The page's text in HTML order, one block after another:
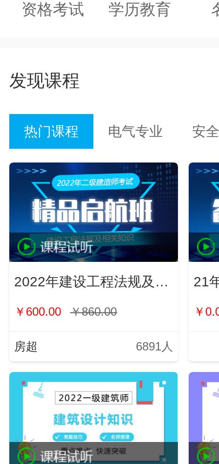
资格考试 学历教育
发现课程
热门课程 电气专业 安
2022年建设工程法规及相关知识
￥600.00 ￥860.00
房超 6891人
21
￥